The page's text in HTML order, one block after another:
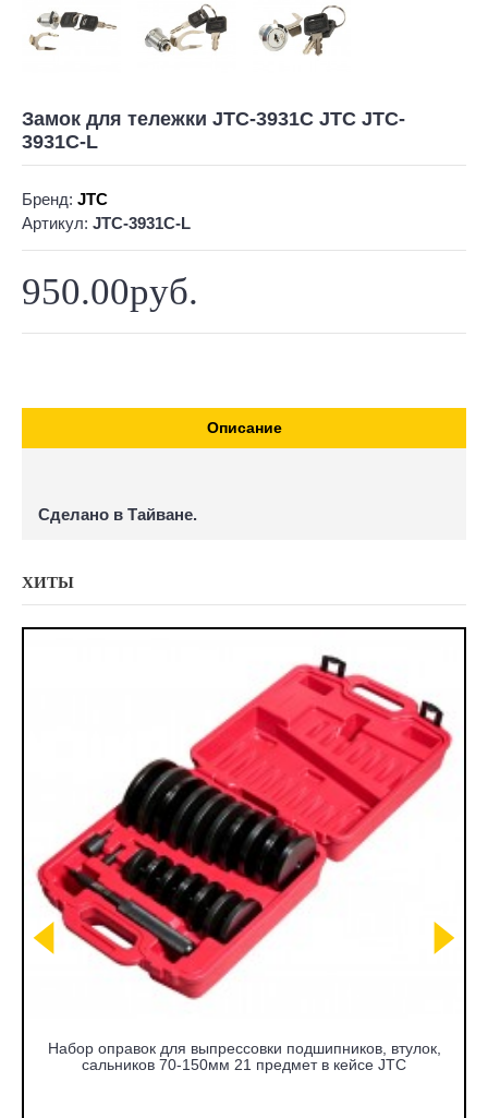
Замок для тележки JTC-3931C JTC JTC-
3931C-L
Бренд: JTC
Артикул: JTC-3931C-L
950.00руб.
Описание
Сделано в Тайване.
ХИТЫ
Набор оправок для выпрессовки подшипников, втулок,
сальников 70-150мм 21 предмет в кейсе JTC